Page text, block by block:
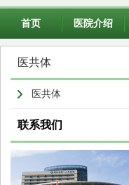
首页 医院介绍
医共体
医共体
联系我们